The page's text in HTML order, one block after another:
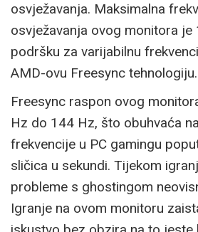
osvježavanja. Maksimalna
osvježavanja ovog monitora je
podršku za varijabilnu
AMD-ovu Freesync tehnologiju.
Freesync raspon ovog
Hz do 144 Hz, što obuhvaća
frekvencije u PC gamingu
sličica u sekundi. Tijekom
probleme s ghostingom
Igranje na ovom monitoru